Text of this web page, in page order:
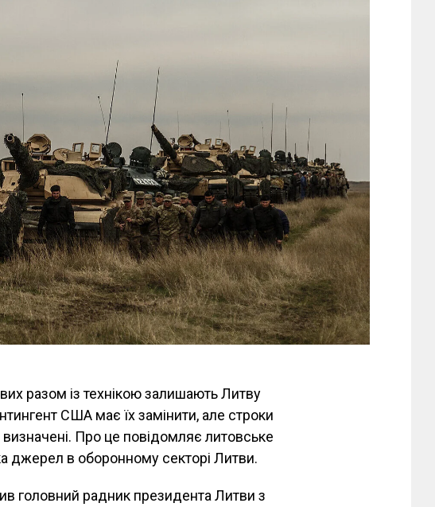
разом із технікою залишають Литву
США має їх замінити, але строки
визначені. Про це повідомляє литовське
джерел в оборонному секторі Литви.
головний радник президента Литви з